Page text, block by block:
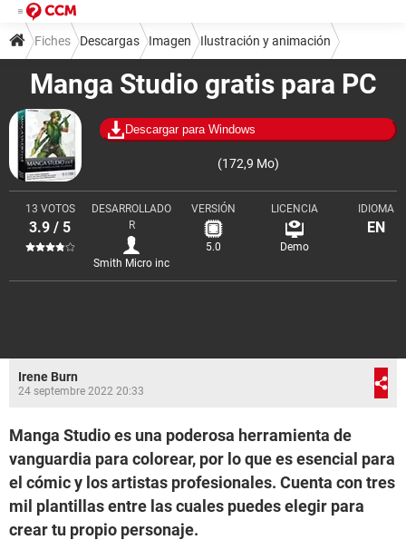
Manga Studio gratis para PC
Descargar para Windows
(172,9 Mo)
13 VOTOS
3.9 / 5
DESARROLLADO
R
Smith Micro inc
VERSIÓN
5.0
LICENCIA
Demo
IDIOMA
EN
Fiches Descargas Imagen Ilustración y animación
Irene Burn
24 septembre 2022 20:33
Manga Studio es una poderosa herramienta de
vanguardia para colorear, por lo que es esencial para
el cómic y los artistas profesionales. Cuenta con tres
mil plantillas entre las cuales puedes elegir para
crear tu propio personaje.